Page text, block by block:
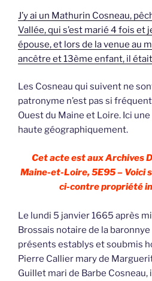
J’y ai un Mathurin Cosneau,
Vallée, qui s’est marié 4 fois et
épouse, et lors de la venue au
ancêtre et 13ème enfant, il
Les Cosneau qui suivent ne
patronyme n’est pas si
Ouest du Maine et Loire. Ici
haute géographiquement.
Cet acte est aux Archives
Maine-et-Loire, 5E95 – Voici
ci-contre propriété
Le lundi 5 janvier 1665 après
Brossais notaire de la
présents establys et soubmis
Pierre Callier mary de
Guillet mari de Barbe